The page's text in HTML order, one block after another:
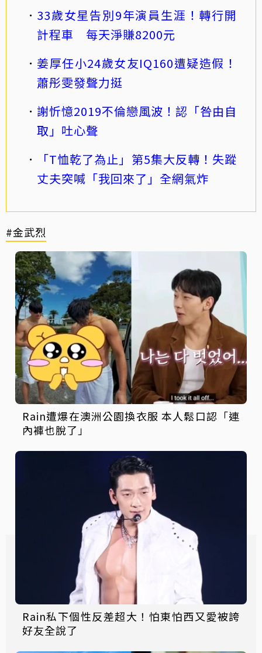
33歲女星告別9年演員生涯！轉行開
計程車 每天淨賺8200元
姜厚任小24歲女友IQ160遭疑造假！
蕭彤雯發聲力挺
謝忻憶2019不倫戀風波！認「咎由自
取」吐心聲
「T恤乾了為止」第5集大反轉！失蹤
丈夫突喊「我回來了」全網氣炸
#金武烈
Rain遭爆在澳洲公園換衣服 本人鬆口認「連
內褲也脫了」
Rain私下個性反差超大！怕東怕西又愛被誇
好友全說了